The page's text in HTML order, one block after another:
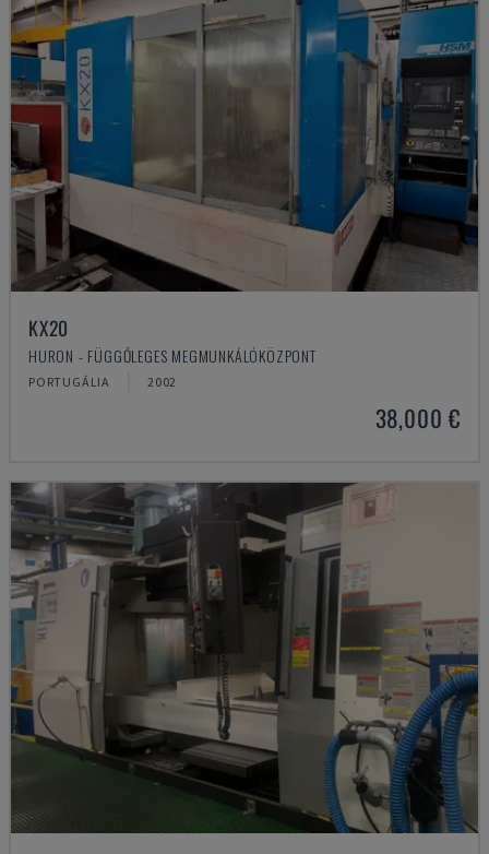
KX20
HURON - FÜGGŐLEGES MEGMUNKÁLÓKÖZPONT
PORTUGÁLIA 2002
38,000 €